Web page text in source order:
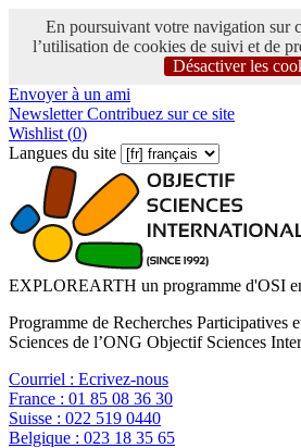
En poursuivant votre navigation sur
l’utilisation de cookies de suivi et de
Désactiver les
Envoyer à un ami
NewsletterContribuez sur ce site
Wishlist (0)
Langues du site
EXPLOREARTH un programme d'OSI
Programme de Recherches Participatives
Sciences de l’ONG Objectif Sciences
Courriel : Ecrivez-nous
France : 01 85 08 36 30
Suisse : 022 519 0440
Belgique : 023 18 35 65